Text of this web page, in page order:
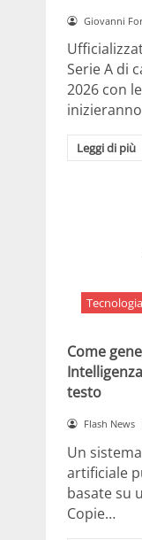
Giovanni
Serie A di
2026 con
Leggi di più
Tecnologia
Come
testo
Flash News
Un
artificiale
basate su
Copie…